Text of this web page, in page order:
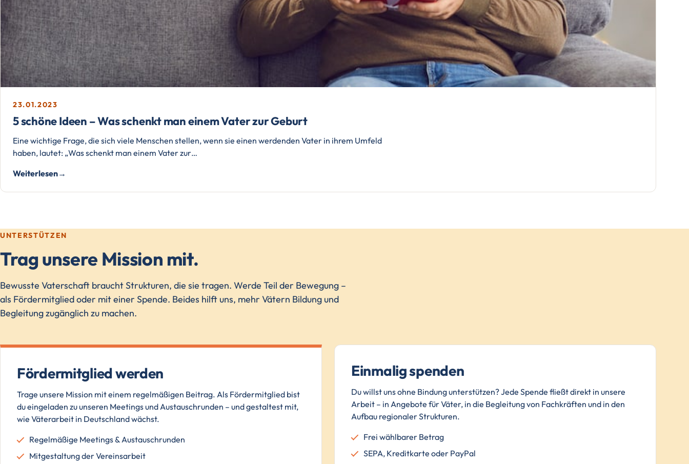
23.01.2023
5 schöne Ideen – Was schenkt man einem Vater zur Geburt
Eine wichtige Frage, die sich viele Menschen stellen, wenn sie einen werdenden Vater in ihrem Umfeld
haben, lautet: „Was schenkt man einem Vater zur…
Weiterlesen
UNTERSTÜTZEN
Trag unsere Mission mit.
Bewusste Vaterschaft braucht Strukturen, die sie tragen. Werde Teil der Bewegung –
als Fördermitglied oder mit einer Spende. Beides hilft uns, mehr Vätern Bildung und
Begleitung zugänglich zu machen.
Fördermitglied werden
Trage unsere Mission mit einem regelmäßigen Beitrag. Als Fördermitglied bist
du eingeladen zu unseren Meetings und Austauschrunden – und gestaltest mit,
wie Väterarbeit in Deutschland wächst.
Regelmäßige Meetings & Austauschrunden
Mitgestaltung der Vereinsarbeit
Einmalig spenden
Du willst uns ohne Bindung unterstützen? Jede Spende fließt direkt in unsere
Arbeit – in Angebote für Väter, in die Begleitung von Fachkräften und in den
Aufbau regionaler Strukturen.
Frei wählbarer Betrag
SEPA, Kreditkarte oder PayPal